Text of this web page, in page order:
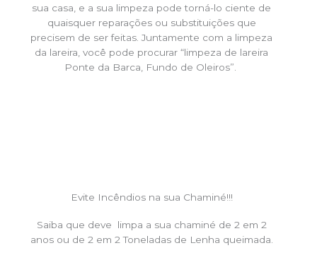
sua casa, e a sua limpeza pode torná-lo ciente de
quaisquer reparações ou substituições que
precisem de ser feitas. Juntamente com a limpeza
da lareira, você pode procurar “limpeza de lareira
Ponte da Barca, Fundo de Oleiros”.
Evite Incêndios na sua Chaminé!!!
Saiba que deve limpa a sua chaminé de 2 em 2
anos ou de 2 em 2 Toneladas de Lenha queimada.